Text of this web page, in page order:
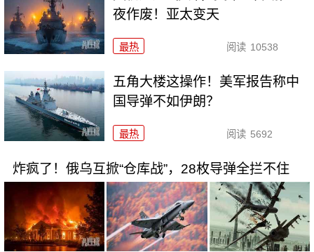
夜作废！亚太变天
最热 阅读 10538
五角大楼这操作！美军报告称中
国导弹不如伊朗？
最热 阅读 5692
炸疯了！俄乌互掀“仓库战”，28枚导弹全拦不住